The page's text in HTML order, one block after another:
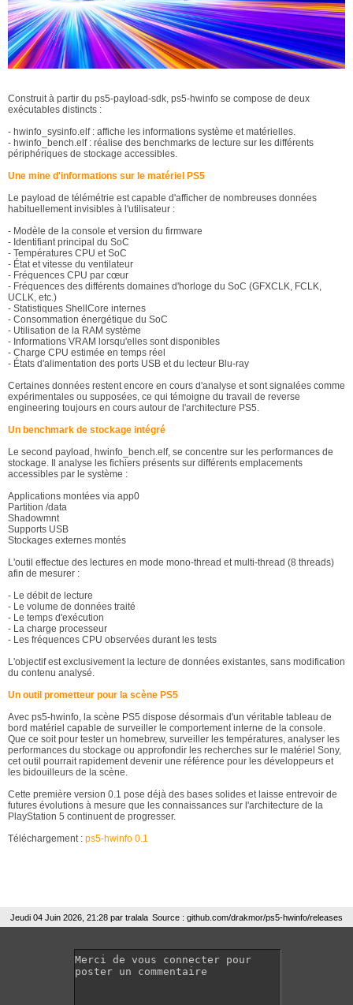
Construit à partir du ps5-payload-sdk, ps5-hwinfo se compose de deux
exécutables distincts :
- hwinfo_sysinfo.elf : affiche les informations système et matérielles.
- hwinfo_bench.elf : réalise des benchmarks de lecture sur les différents
périphériques de stockage accessibles.
Une mine d'informations sur le matériel PS5
Le payload de télémétrie est capable d'afficher de nombreuses données
habituellement invisibles à l'utilisateur :
- Modèle de la console et version du firmware
- Identifiant principal du SoC
- Températures CPU et SoC
- État et vitesse du ventilateur
- Fréquences CPU par cœur
- Fréquences des différents domaines d'horloge du SoC (GFXCLK, FCLK,
UCLK, etc.)
- Statistiques ShellCore internes
- Consommation énergétique du SoC
- Utilisation de la RAM système
- Informations VRAM lorsqu'elles sont disponibles
- Charge CPU estimée en temps réel
- États d'alimentation des ports USB et du lecteur Blu-ray
Certaines données restent encore en cours d'analyse et sont signalées comme
expérimentales ou supposées, ce qui témoigne du travail de reverse
engineering toujours en cours autour de l'architecture PS5.
Un benchmark de stockage intégré
Le second payload, hwinfo_bench.elf, se concentre sur les performances de
stockage. Il analyse les fichiers présents sur différents emplacements
accessibles par le système :
Applications montées via app0
Partition /data
Shadowmnt
Supports USB
Stockages externes montés
L'outil effectue des lectures en mode mono-thread et multi-thread (8 threads)
afin de mesurer :
- Le débit de lecture
- Le volume de données traité
- Le temps d'exécution
- La charge processeur
- Les fréquences CPU observées durant les tests
L'objectif est exclusivement la lecture de données existantes, sans modification
du contenu analysé.
Un outil prometteur pour la scène PS5
Avec ps5-hwinfo, la scène PS5 dispose désormais d'un véritable tableau de
bord matériel capable de surveiller le comportement interne de la console.
Que ce soit pour tester un homebrew, surveiller les températures, analyser les
performances du stockage ou approfondir les recherches sur le matériel Sony,
cet outil pourrait rapidement devenir une référence pour les développeurs et
les bidouilleurs de la scène.
Cette première version 0.1 pose déjà des bases solides et laisse entrevoir de
futures évolutions à mesure que les connaissances sur l'architecture de la
PlayStation 5 continuent de progresser.
Téléchargement : ps5-hwinfo 0.1
Jeudi 04 Juin 2026, 21:28 par tralala Source : github.com/drakmor/ps5-hwinfo/releases